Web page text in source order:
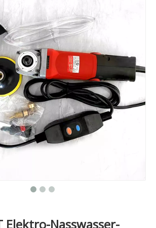
Elektro-Nasswasser-